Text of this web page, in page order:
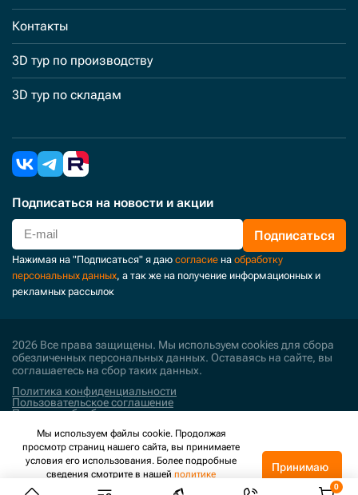
Контакты
3D тур по производству
3D тур по складам
Подписаться на новости и акции
Подписаться
Нажимая на "Подписаться" я даю согласие на обработку
персональных данных, а так же на получение информационных и
рекламных рассылок
2026 Все права защищены. Мы используем cookies для сбора
обезличенных персональных данных. Оставаясь на сайте, вы
соглашаетесь на сбор таких данных.
Политика конфиденциальности
Пользовательское соглашение
Политика обработки персональных данных
Поддержка и развитие
Мы используем файлы cookie. Продолжая
просмотр страниц нашего сайта, вы принимаете
условия его использования. Более подробные
сведения смотрите в нашей политике
конфиденциальности.
Принимаю